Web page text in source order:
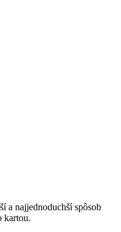
a najjednoduchší spôsob
kartou.